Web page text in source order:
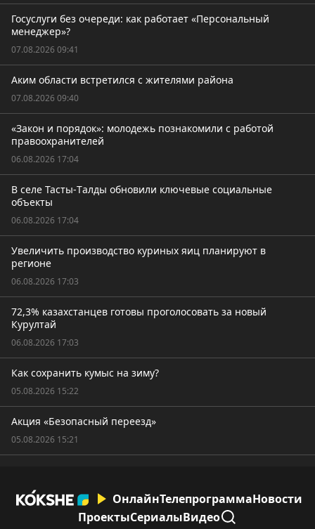
Госуслуги без очереди: как работает «Персональный
менеджер»?
07.08.2026 09:41
Аким области встретился с жителями района
07.08.2026 09:40
«Закон и порядок»: молодежь познакомили с работой
правоохранителей
06.08.2026 17:04
В селе Тасты-Tалды обновили ключевые социальные
объекты
06.08.2026 17:04
Увеличить производство куриных яиц планируют в
регионе
06.08.2026 17:03
72,3% казахстанцев готовы проголосовать за новый
Курултай
06.08.2026 17:03
Как сохранить кумыс на зиму?
05.08.2026 15:22
Акция «Безопасный переезд»
05.08.2026 15:21
ОнлайнТелепрограммаНовости
ПроектыСериалыВидео